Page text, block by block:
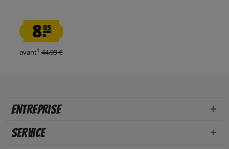
8.05
avant1 44,99 €
Entreprise
Service